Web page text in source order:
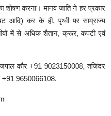
शोषण करना। मानव जाति ने हर प्रकार
आदि) कर के ही, पृथ्वी पर साम्राज्य
में से अधिक शैतान, क्रूर, कपटी एवं
कौर +91 9023150008, तजिंदर
+91 9650066108.